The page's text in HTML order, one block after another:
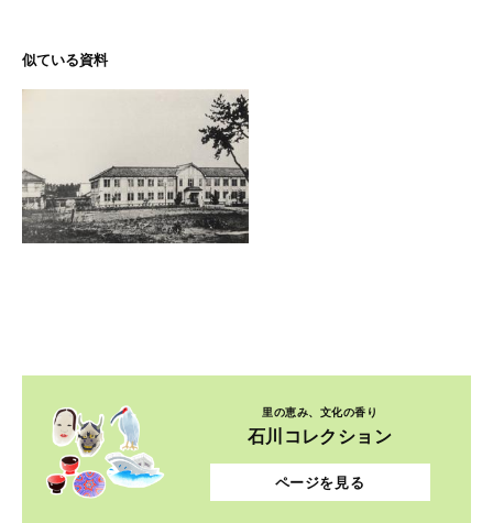
似ている資料
里の恵み、文化の香り
石川コレクション
ページを見る